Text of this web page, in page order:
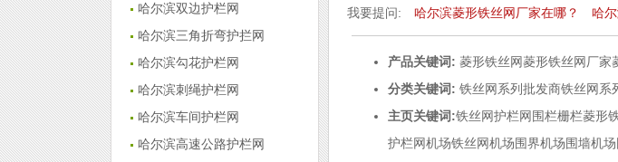
哈尔滨双边护栏网
哈尔滨三角折弯护拦网
哈尔滨勾花护栏网
哈尔滨刺绳护栏网
哈尔滨车间护栏网
哈尔滨高速公路护栏网
我要提问: 哈尔滨菱形铁丝网厂家在哪？ 哈
产品关键词: 菱形铁丝网菱形铁丝网厂家
分类关键词: 铁丝网系列批发商铁丝网系
主页关键词:铁丝网护栏网 围栏栅栏菱形
护栏网机场铁丝网机场围界机场围墙机